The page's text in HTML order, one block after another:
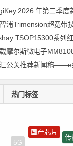
热门标签
homekit